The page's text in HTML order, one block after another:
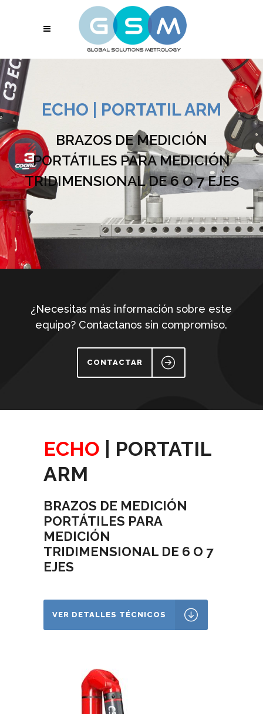
ECHO | PORTATIL ARM
BRAZOS DE MEDICIÓN
PORTÁTILES PARA MEDICIÓN
TRIDIMENSIONAL DE 6 O 7 EJES
¿Necesitas más información sobre este
equipo? Contactanos sin compromiso.
CONTACTAR
ECHO | PORTATIL
ARM
BRAZOS DE MEDICIÓN
PORTÁTILES PARA
MEDICIÓN
TRIDIMENSIONAL DE 6 O 7
EJES
VER DETALLES TÉCNICOS